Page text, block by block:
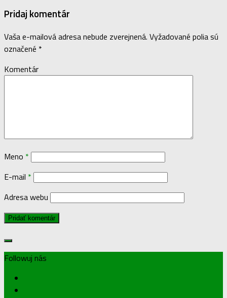
Pridaj komentár
Vaša e-mailová adresa nebude zverejnená. Vyžadované polia sú
označené *
Komentár
Meno *
E-mail *
Adresa webu
Followuj nás